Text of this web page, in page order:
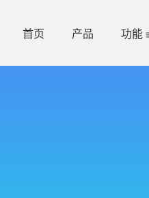
首页 产品 功能